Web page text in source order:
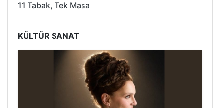
11 Tabak, Tek Masa
KÜLTÜR SANAT